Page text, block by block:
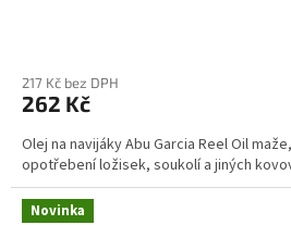
217 Kč bez DPH
262 Kč
Olej na navijáky Abu Garcia Reel Oil
opotřebení ložisek, soukolí a jiných
Novinka